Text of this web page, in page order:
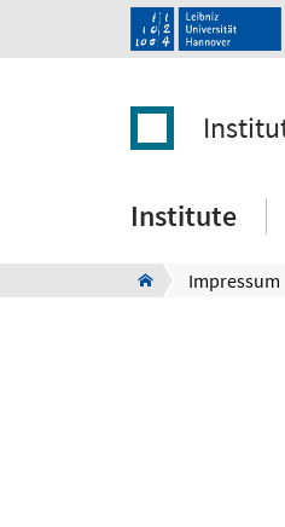
Institute
Impressum